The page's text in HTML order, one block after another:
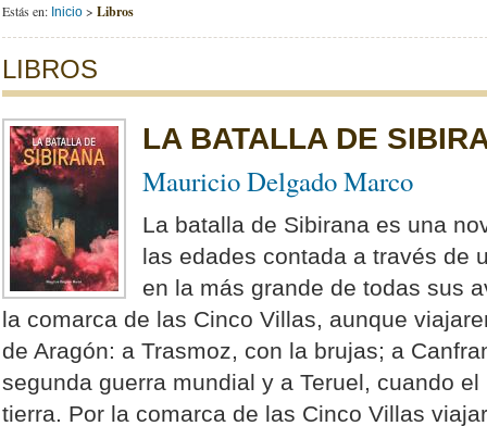
Estás en: Inicio > Libros
LIBROS
LA BATALLA DE
Mauricio Delgado Marco
La batalla de Sibirana es una
las edades contada a través de
en la más grande de todas sus
la comarca de las Cinco Villas, aunque
de Aragón: a Trasmoz, con la brujas; a
segunda guerra mundial y a Teruel, cuando
tierra. Por la comarca de las Cinco Villas